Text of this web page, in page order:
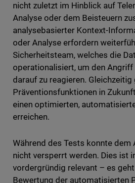
nicht zuletzt im Hinblick auf
Analyse oder dem Beisteuern
analysebasierter Kontext-
oder Analyse erfordern
Sicherheitsteam, welches die
operationalisiert, um den Angriff
darauf zu reagieren. Gleichzeitig
Präventionsfunktionen in
einen optimierten,
erreichen.
Während des Tests konnte dem
nicht versperrt werden. Dies ist
vordergründig relevant – es
Bewertung der automatisierten